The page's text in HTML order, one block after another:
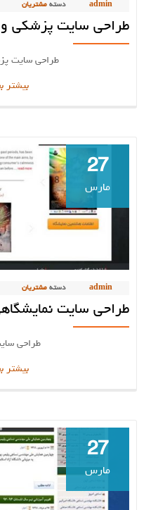
admin دسته مشتریان
طراحی سایت پزشکی و
طراحی سایت
بیشتر
27
مارس
admin دسته مشتریان
طراحی سایت
طراحی
بیشتر
27
مارس